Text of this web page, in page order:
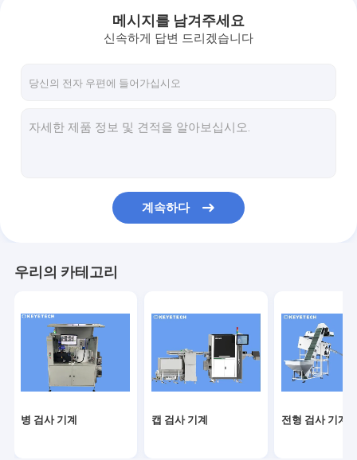
전형 검사 기계
IML 검사 기계
메시지를 남겨주세요
신속하게 답변 드리겠습니다
계속하다
우리의 카테고리
병 검사 기계 캡 검사 기계 전형 검사 기계